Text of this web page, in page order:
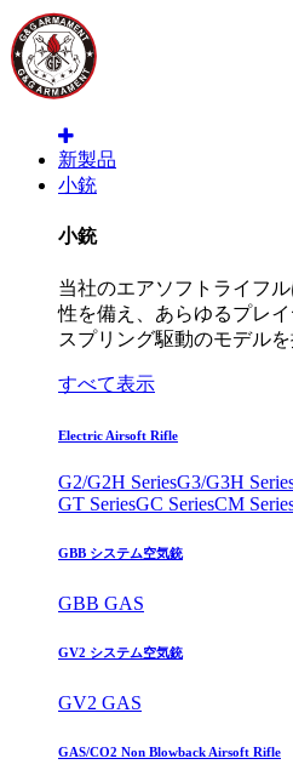
新製品
小銃
小銃
当社のエアソフトライフ
性を備え、あらゆるプレ
スプリング駆動のモデルを
すべて表示
Electric Airsoft Rifle
G2/G2H SeriesG3/G3H
GT SeriesGC SeriesCM
GBB システム空気銃
GBB GAS
GV2 システム空気銃
GV2 GAS
GAS/CO2 Non Blowback Airsoft Rifle